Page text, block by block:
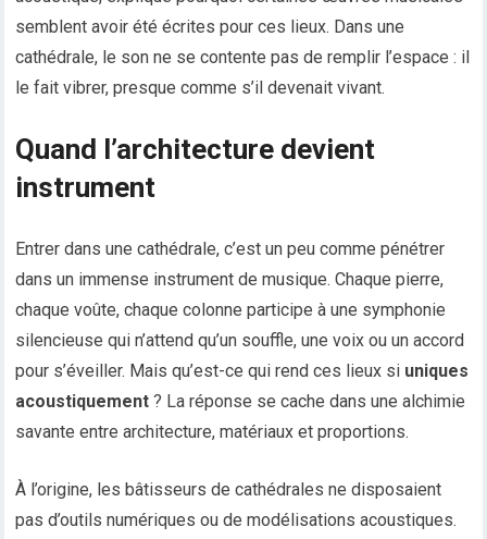
semblent avoir été écrites pour ces lieux. Dans une
cathédrale, le son ne se contente pas de remplir l’espace : il
le fait vibrer, presque comme s’il devenait vivant.
Quand l’architecture devient
instrument
Entrer dans une cathédrale, c’est un peu comme pénétrer
dans un immense instrument de musique. Chaque pierre,
chaque voûte, chaque colonne participe à une symphonie
silencieuse qui n’attend qu’un souffle, une voix ou un accord
pour s’éveiller. Mais qu’est-ce qui rend ces lieux si uniques
acoustiquement ? La réponse se cache dans une alchimie
savante entre architecture, matériaux et proportions.
À l’origine, les bâtisseurs de cathédrales ne disposaient
pas d’outils numériques ou de modélisations acoustiques.